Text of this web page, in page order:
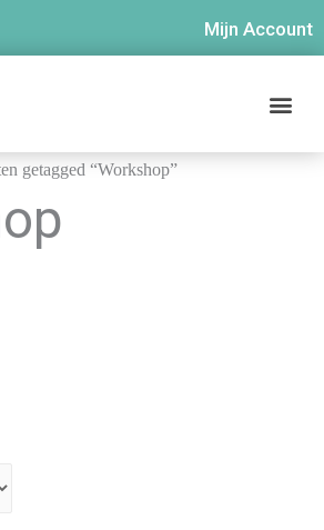
Mijn Account
getagged “Workshop”